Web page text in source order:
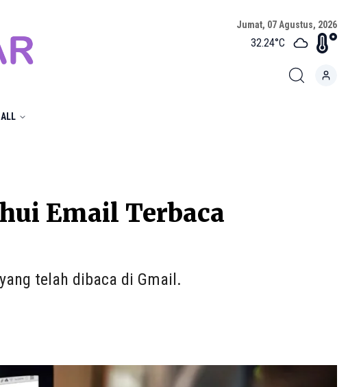
Jumat, 07 Agustus, 2026
32.24°C
ALL
Email Terbaca
telah dibaca di Gmail.